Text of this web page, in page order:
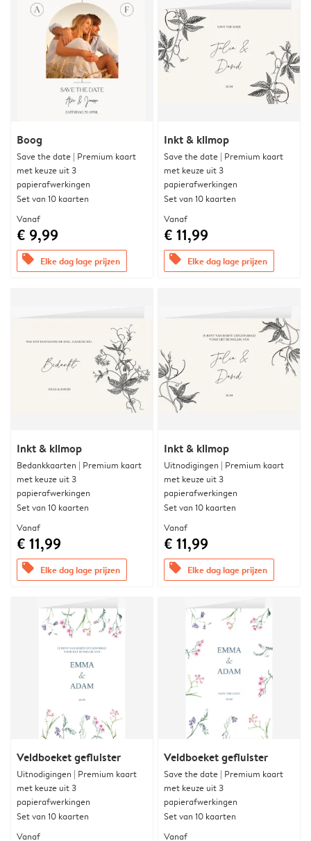
Boog
Save the date | Premium kaart
met keuze uit 3
papierafwerkingen
Set van 10 kaarten
Vanaf
€ 9,99
offers Elke dag lage prijzen
Inkt & klimop
Save the date | Premium kaart
met keuze uit 3
papierafwerkingen
Set van 10 kaarten
Vanaf
€ 11,99
offers Elke dag lage prijzen
Inkt & klimop
Bedankkaarten | Premium kaart
met keuze uit 3
papierafwerkingen
Set van 10 kaarten
Vanaf
€ 11,99
offers Elke dag lage prijzen
Inkt & klimop
Uitnodigingen | Premium kaart
met keuze uit 3
papierafwerkingen
Set van 10 kaarten
Vanaf
€ 11,99
offers Elke dag lage prijzen
Veldboeket gefluister
Uitnodigingen | Premium kaart
met keuze uit 3
papierafwerkingen
Set van 10 kaarten
Vanaf
Veldboeket gefluister
Save the date | Premium kaart
met keuze uit 3
papierafwerkingen
Set van 10 kaarten
Vanaf